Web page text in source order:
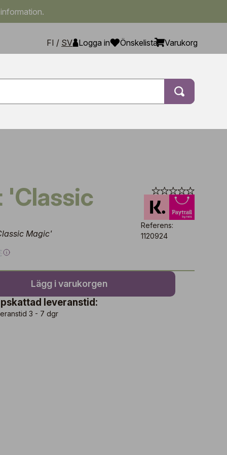
FI / SV Logga in Önskelista Varukorg
Magic'
Referens:
1120924
Lägg i varukorgen
leveranstid:
3 - 7 dgr